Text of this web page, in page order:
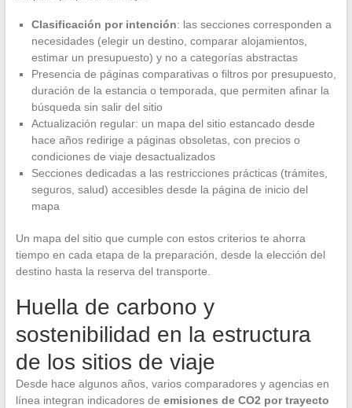
Clasificación por intención: las secciones corresponden a
necesidades (elegir un destino, comparar alojamientos,
estimar un presupuesto) y no a categorías abstractas
Presencia de páginas comparativas o filtros por presupuesto,
duración de la estancia o temporada, que permiten afinar la
búsqueda sin salir del sitio
Actualización regular: un mapa del sitio estancado desde
hace años redirige a páginas obsoletas, con precios o
condiciones de viaje desactualizados
Secciones dedicadas a las restricciones prácticas (trámites,
seguros, salud) accesibles desde la página de inicio del
mapa
Un mapa del sitio que cumple con estos criterios te ahorra
tiempo en cada etapa de la preparación, desde la elección del
destino hasta la reserva del transporte.
Huella de carbono y
sostenibilidad en la estructura
de los sitios de viaje
Desde hace algunos años, varios comparadores y agencias en
línea integran indicadores de emisiones de CO2 por trayecto